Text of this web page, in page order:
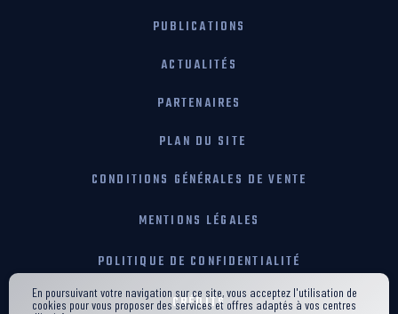
PUBLICATIONS
ACTUALITÉS
PARTENAIRES
PLAN DU SITE
CONDITIONS GÉNÉRALES DE VENTE
MENTIONS LÉGALES
POLITIQUE DE CONFIDENTIALITÉ
CRÉDITS
En poursuivant votre navigation sur ce site, vous acceptez l'utilisation de
cookies pour vous proposer des services et offres adaptés à vos centres